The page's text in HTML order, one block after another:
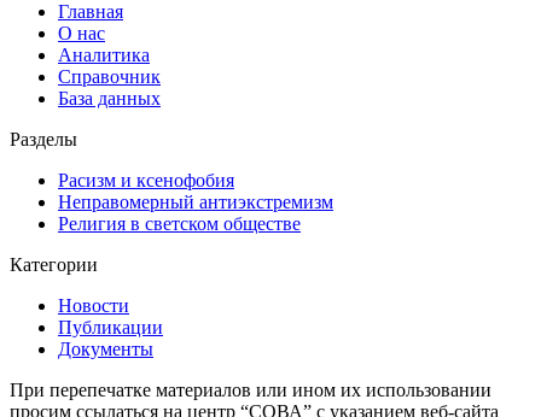
Главная
О нас
Аналитика
Справочник
База данных
Разделы
Расизм и ксенофобия
Неправомерный антиэкстремизм
Религия в светском обществе
Категории
Новости
Публикации
Документы
При перепечатке материалов или ином их использовании
просим ссылаться на центр “СОВА” с указанием веб-сайта